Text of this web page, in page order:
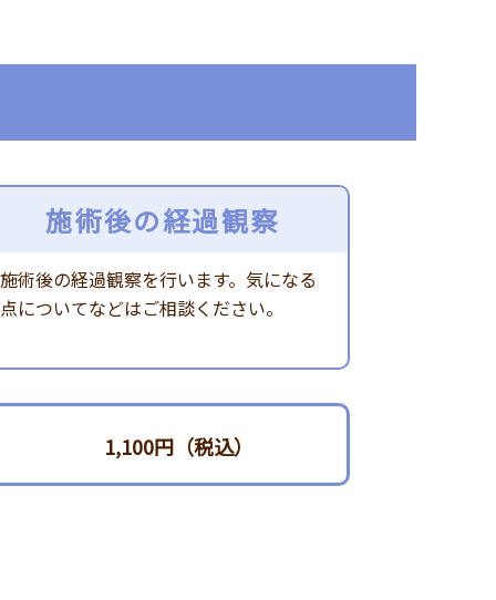
施術後の経過観察
施術後の経過観察を行います。気になる
点についてなどはご相談ください。
1,100円（税込）